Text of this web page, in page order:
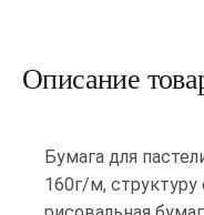
Описание
Бумага для
160г/м,